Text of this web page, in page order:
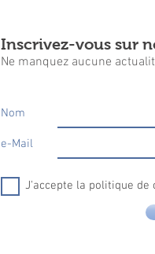
Inscrivez-vous sur
Ne manquez aucune
Nom
e-Mail
J'accepte la politique de